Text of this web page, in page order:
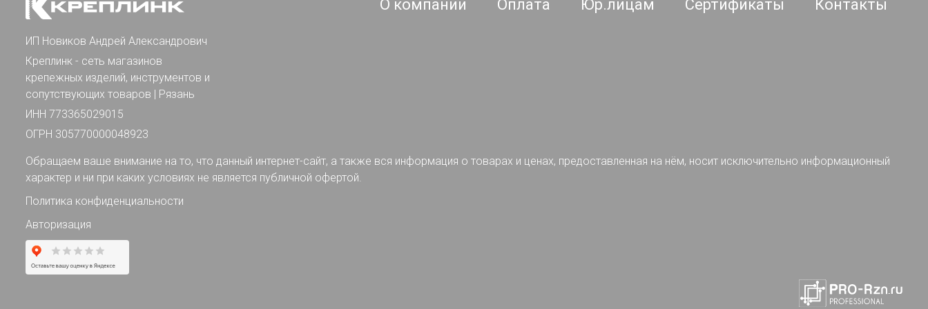
ИП Новиков Андрей Александрович
Креплинк - сеть магазинов
крепежных изделий, инструментов и
сопутствующих товаров | Рязань
ИНН 773365029015
ОГРН 305770000048923
О компании Оплата Юр.лицам Сертификаты Контакты
Обращаем ваше внимание на то, что данный интернет-сайт, а также вся информация о товарах и ценах, предоставленная на нём, носит исключительно информационный
характер и ни при каких условиях не является публичной офертой.
Политика конфиденциальности
Авторизация